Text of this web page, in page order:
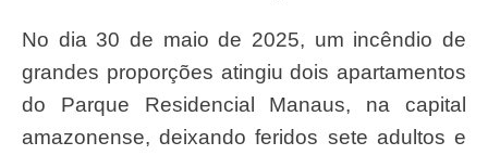
No dia 30 de maio de 2025, um incêndio de
grandes proporções atingiu dois apartamentos
do Parque Residencial Manaus, na capital
amazonense, deixando feridos sete adultos e